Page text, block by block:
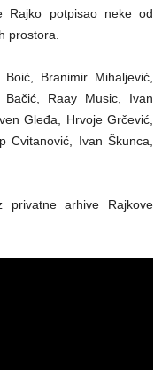
Rajko potpisao neke od
prostora.
Branimir Mihaljević,
Raay Music, Ivan
Gleđa, Hrvoje Grčević,
Cvitanović, Ivan Škunca,
arhive Rajkove